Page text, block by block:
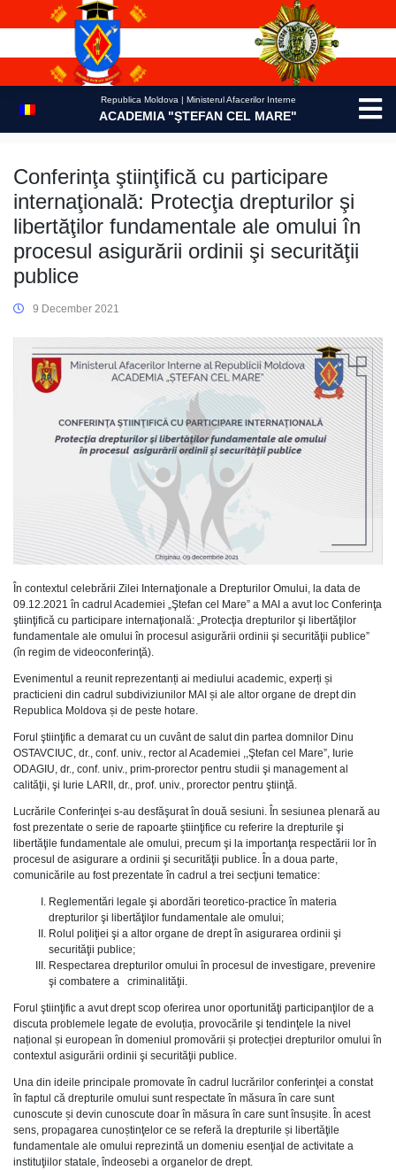
Republica Moldova | Ministerul Afacerilor Interne
ACADEMIA "ŞTEFAN CEL MARE"
Conferinţa ştiinţifică cu participare
internaţională: Protecţia drepturilor şi
libertăţilor fundamentale ale omului în
procesul asigurării ordinii şi securităţii
publice
9 December 2021
În contextul celebrării Zilei Internaţionale a Drepturilor Omului, la data de
09.12.2021 în cadrul Academiei „Ştefan cel Mare” a MAI a avut loc Conferinţa
ştiinţifică cu participare internaţională: „Protecţia drepturilor şi libertăţilor
fundamentale ale omului în procesul asigurării ordinii şi securităţii publice”
(în regim de videoconferinţă).
Evenimentul a reunit reprezentanți ai mediului academic, experți și
practicieni din cadrul subdiviziunilor MAI și ale altor organe de drept din
Republica Moldova și de peste hotare.
Forul ştiinţific a demarat cu un cuvânt de salut din partea domnilor Dinu
OSTAVCIUC, dr., conf. univ., rector al Academiei ,,Ştefan cel Mare”, Iurie
ODAGIU, dr., conf. univ., prim-prorector pentru studii şi management al
calităţii, şi Iurie LARII, dr., prof. univ., prorector pentru ştiinţă.
Lucrările Conferinţei s-au desfăşurat în două sesiuni. În sesiunea plenară au
fost prezentate o serie de rapoarte ştiinţifice cu referire la drepturile şi
libertăţile fundamentale ale omului, precum şi la importanţa respectării lor în
procesul de asigurare a ordinii şi securităţii publice. În a doua parte,
comunicările au fost prezentate în cadrul a trei secţiuni tematice:
Reglementări legale şi abordări teoretico-practice în materia
drepturilor şi libertăţilor fundamentale ale omului;
Rolul poliţiei şi a altor organe de drept în asigurarea ordinii şi
securităţii publice;
Respectarea drepturilor omului în procesul de investigare, prevenire
şi combatere a criminalităţii.
Forul ştiinţific a avut drept scop oferirea unor oportunităţi participanţilor de a
discuta problemele legate de evoluția, provocările şi tendinţele la nivel
național și european în domeniul promovării și protecției drepturilor omului în
contextul asigurării ordinii şi securităţii publice.
Una din ideile principale promovate în cadrul lucrărilor conferinţei a constat
în faptul că drepturile omului sunt respectate în măsura în care sunt
cunoscute și devin cunoscute doar în măsura în care sunt însușite. În acest
sens, propagarea cunoștinţelor ce se referă la drepturile și libertăţile
fundamentale ale omului reprezintă un domeniu esenţial de activitate a
instituţiilor statale, îndeosebi a organelor de drept.